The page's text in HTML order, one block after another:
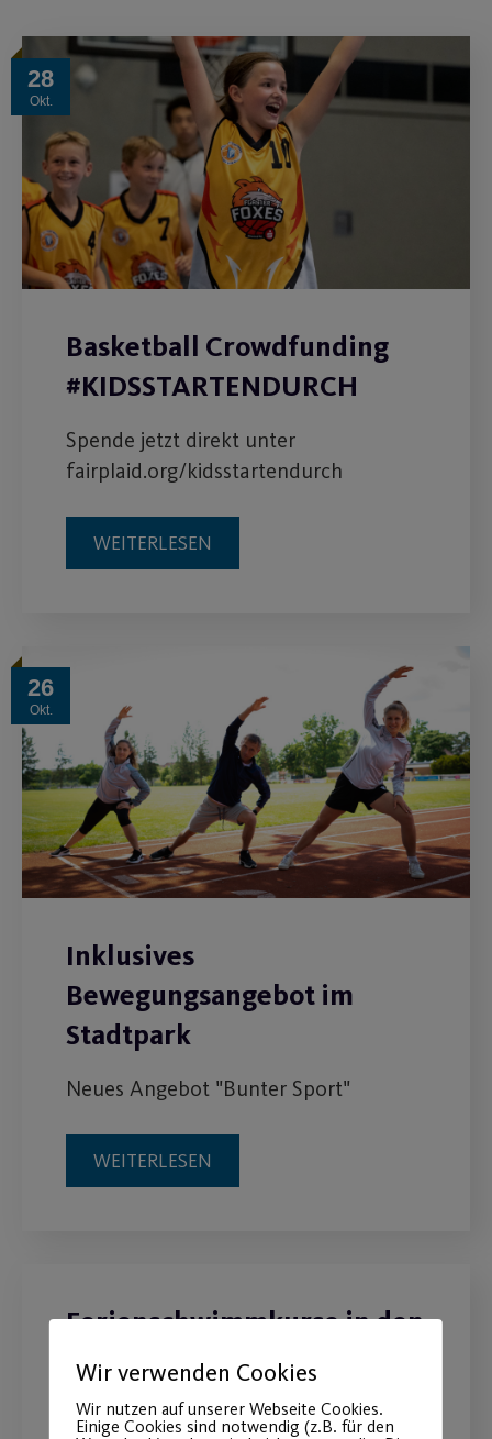
28
Okt.
Basketball Crowdfunding
#KIDSSTARTENDURCH
Spende jetzt direkt unter
fairplaid.org/kidsstartendurch
WEITERLESEN
26
Okt.
Inklusives
Bewegungsangebot im
Stadtpark
Neues Angebot "Bunter Sport"
WEITERLESEN
Ferienschwimmkurse in den
Herbstferien
Die Anmeldung für unsere
Wir verwenden Cookies
Wir nutzen auf unserer Webseite Cookies.
Einige Cookies sind notwendig (z.B. für den